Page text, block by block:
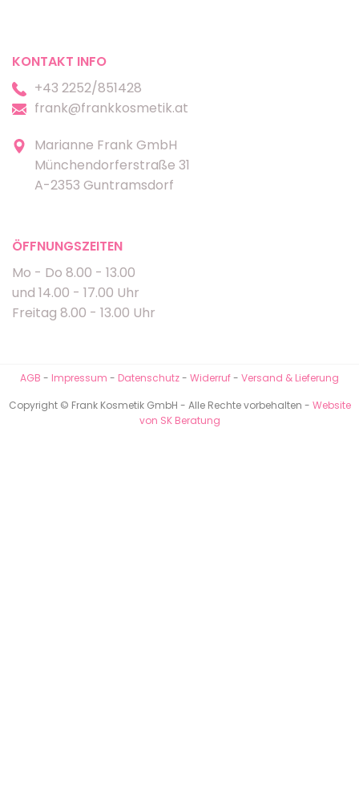
KONTAKT INFO
+43 2252/851428
frank@frankkosmetik.at
Marianne Frank GmbH
Münchendorferstraße 31
A-2353 Guntramsdorf
ÖFFNUNGSZEITEN
Mo - Do 8.00 - 13.00
und 14.00 - 17.00 Uhr
Freitag 8.00 - 13.00 Uhr
AGB - Impressum - Datenschutz- Widerruf- Versand & Lieferung
Copyright © Frank Kosmetik GmbH - Alle Rechte vorbehalten - Website
von SK Beratung